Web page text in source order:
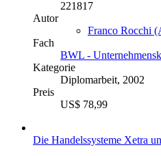
221817
Autor
Franco Rocchi
Fach
BWL -
Kategorie
Diplomarbeit, 2002
Preis
US$ 78,99
Die Handelssysteme Xetra